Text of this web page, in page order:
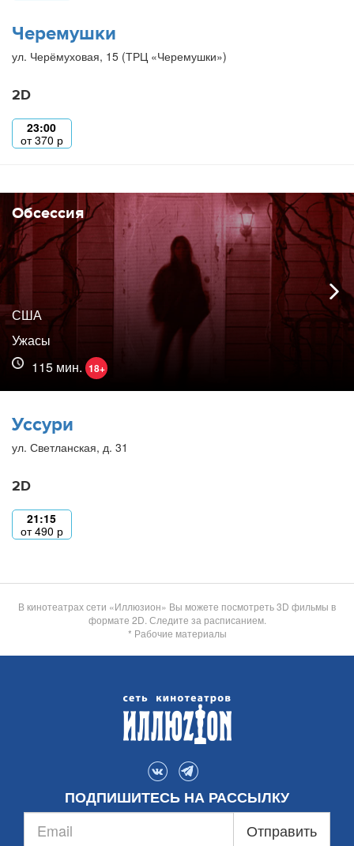
Черемушки
ул. Черёмуховая, 15 (ТРЦ «Черемушки»)
2D
23:00
от370 р
Обсессия
США
Ужасы
115 мин. 18+
Уссури
ул. Светланская, д. 31
2D
21:15
от490 р
В кинотеатрах сети «Иллюзион» Вы можете посмотреть 3D фильмы в
формате 2D. Следите за расписанием.
* Рабочие материалы
ПОДПИШИТЕСЬ НА РАССЫЛКУ
Отправить